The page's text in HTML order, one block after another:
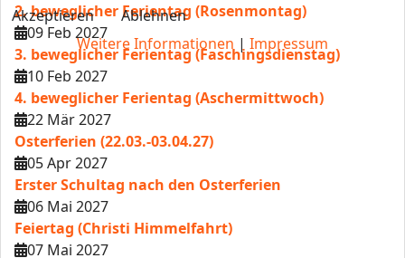
2. beweglicher Ferientag (Rosenmontag)
09 Feb 2027
3. beweglicher Ferientag (Faschingsdienstag)
10 Feb 2027
4. beweglicher Ferientag (Aschermittwoch)
22 Mär 2027
Osterferien (22.03.-03.04.27)
05 Apr 2027
Erster Schultag nach den Osterferien
06 Mai 2027
Feiertag (Christi Himmelfahrt)
07 Mai 2027
Akzeptieren
Ablehnen
Weitere Informationen | Impressum